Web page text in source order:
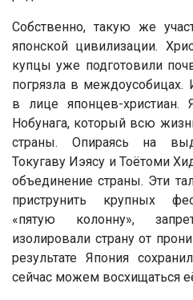
Собственно, такую же
японской цивилизации.
купцы уже подготовили
погрязла в междоусобицах.
в лице японцев-
Нобунага, который всю
страны. Опираясь на
Токугаву Иэясу и Тоётоми
объединение страны. Эти
приструнить крупных
«пятую колонну»,
изолировали страну от
результате Япония
сейчас можем восхищаться